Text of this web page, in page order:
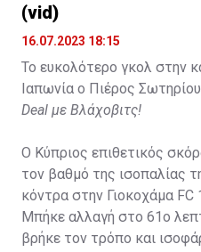
(vid)
16.07.2023 18:15
Το ευκολότερο γκολ στην
Ιαπωνία ο Πιέρος Σωτηρίου.
Deal με Βλάχοβιτς!
Ο Κύπριος επιθετικός
τον βαθμό της ισοπαλίας
κόντρα στην Γιοκοχάμα FC
Μπήκε αλλαγή στο 61ο
βρήκε τον τρόπο και